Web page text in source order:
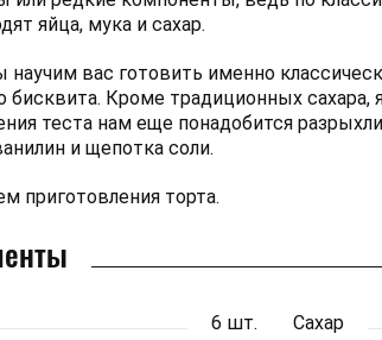
яйца, мука и сахар.
научим вас готовить именно
бисквита. Кроме традиционных сахара,
теста нам еще понадобится
и щепотка соли.
приготовления торта.
6 шт. Сахар